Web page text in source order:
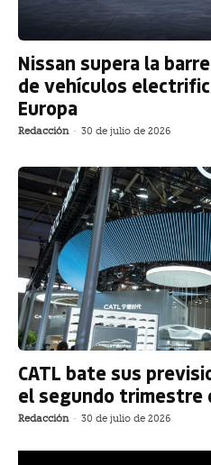
Nissan supera la
de vehículos
Europa
Redacción - 30 de julio de 2026
CATL bate sus
el segundo trimestre
Redacción - 30 de julio de 2026